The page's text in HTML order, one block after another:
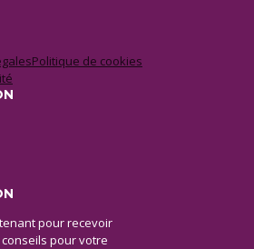
Politique de cookies
pour recevoir
pour votre